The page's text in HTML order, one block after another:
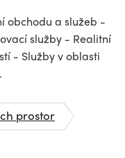
obchodu a služeb -
služby - Realitní
- Služby v oblasti
prostor